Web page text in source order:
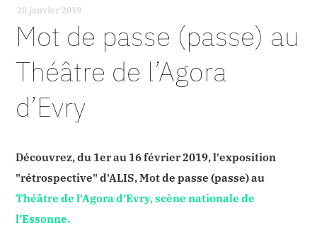
28 janvier 2019
Mot de passe (passe) au
Théâtre de l’Agora
d’Evry
Découvrez, du 1er au 16 février 2019, l'exposition
"rétrospective" d'ALIS, Mot de passe (passe) au
Théâtre de l'Agora d'Evry, scène nationale de
l'Essonne.